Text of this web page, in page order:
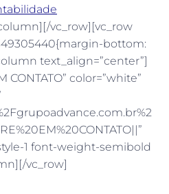
vc_row][vc_row
bottom:
text_align=”center”]
CONTATO” color=”white”
1 font-weight-semibold
vc_row]